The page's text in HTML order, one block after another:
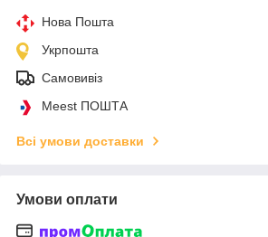
Нова Пошта
Укрпошта
Самовивіз
Meest ПОШТА
Всі умови доставки
Умови оплати